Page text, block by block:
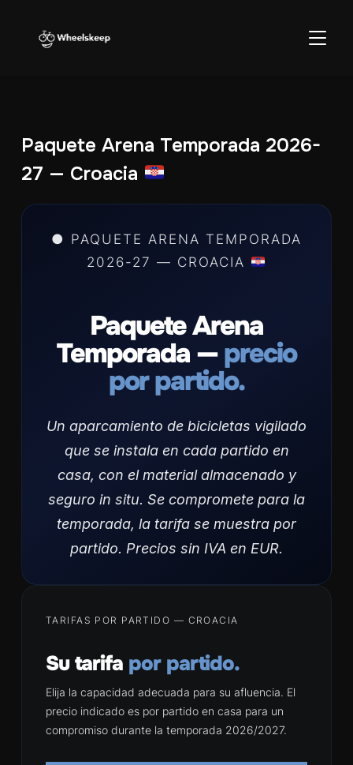
Paquete Arena Temporada 2026-
27 — Croacia
● PAQUETE ARENA TEMPORADA
2026-27 — CROACIA
Paquete Arena
Temporada —precio
por partido.
Un aparcamiento de bicicletas vigilado
que se instala en cada partido en
casa, con el material almacenado y
seguro in situ. Se compromete para la
temporada, la tarifa se muestra por
partido. Precios sin IVA en EUR.
TARIFAS POR PARTIDO — CROACIA
Su tarifa por partido.
Elija la capacidad adecuada para su afluencia. El
precio indicado es por partido en casa para un
compromiso durante la temporada 2026/2027.